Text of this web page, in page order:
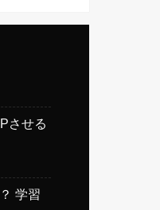
させる
学習